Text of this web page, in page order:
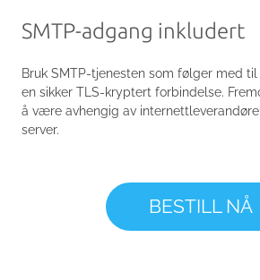
SMTP-adgang inkludert
Bruk SMTP-tjenesten som følger med
en sikker TLS-kryptert forbindelse.
å være avhengig av
server.
BESTILL NÅ